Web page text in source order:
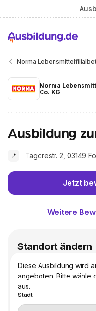
Norma
Norma
Co. KG
Ausbildung
📍 Tagorestr. 2, 03149
Jetzt
Weitere
Standort ändern
Diese Ausbildung wird
angeboten. Bitte wähle
aus.
Stadt